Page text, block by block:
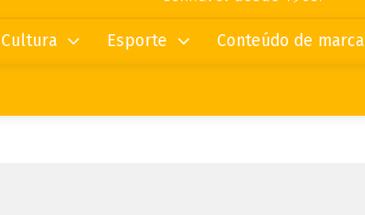
Cultura Esporte Conteúdo de marca